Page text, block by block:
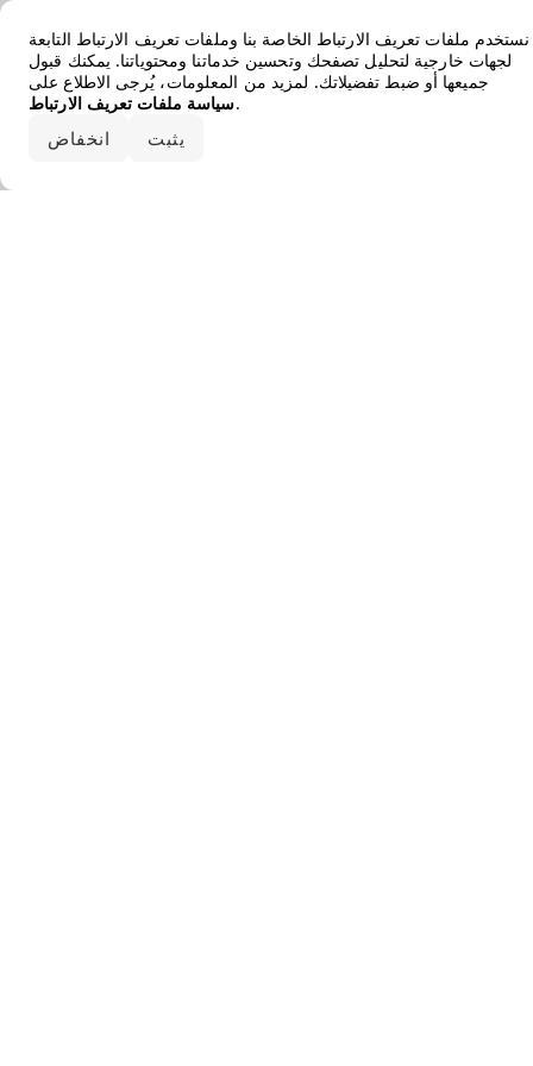
نستخدم ملفات تعريف الارتباط الخاصة بنا وملفات تعريف الارتباط التابعة
لجهات خارجية لتحليل تصفحك وتحسين خدماتنا ومحتوياتنا. يمكنك قبول
جميعها أو ضبط تفضيلاتك. لمزيد من المعلومات، يُرجى الاطلاع على
سياسة ملفات تعريف الارتباط.
انخفاض يثبت
Error loading the brand